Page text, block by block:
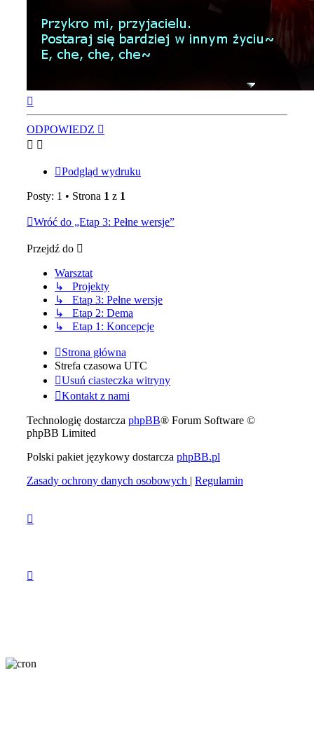
ODPOWIEDZ
Podgląd wydruku
Posty: 1 • Strona 1 z 1
Wróć do „Etap 3: Pełne wersje”
Przejdź do
Warsztat
↳ Projekty
↳ Etap 3: Pełne wersje
↳ Etap 2: Dema
↳ Etap 1: Koncepcje
Strona główna
Strefa czasowa UTC
Usuń ciasteczka witryny
Kontakt z nami
Technologię dostarcza phpBB® Forum Software ©
phpBB Limited
Polski pakiet językowy dostarcza phpBB.pl
Zasady ochrony danych osobowych | Regulamin